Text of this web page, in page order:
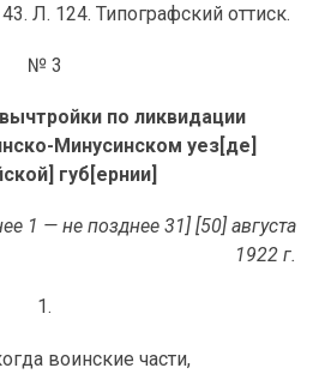
Л. 124. Типографский оттиск.
№ 3
по ликвидации
Минусинском уез[де]
губ[ернии]
1 — не позднее 31] [50] августа
1922 г.
1.
воинские части,